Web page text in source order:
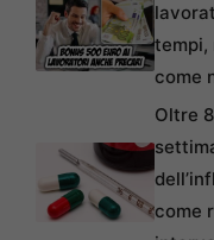
tempi,
come
Oltre
come